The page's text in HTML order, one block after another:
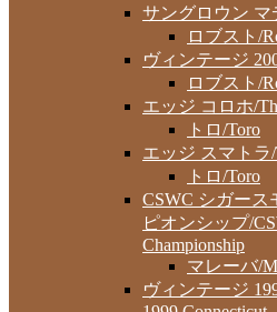
サングロウン マ
ロブスト/
ヴィンテージ
ロブスト/
エッジ コロホ/
トロ/Toro
エッジ スマトラ/
トロ/Toro
CSWC シガース
ピオンシップ/
Championship
マレーバ/
ヴィンテージ